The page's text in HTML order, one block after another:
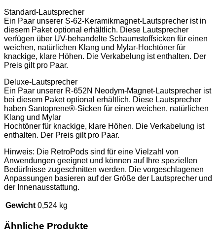
Standard-Lautsprecher
Ein Paar unserer S-62-Keramikmagnet-Lautsprecher ist in
diesem Paket optional erhältlich. Diese Lautsprecher
verfügen über UV-behandelte Schaumstoffsicken für einen
weichen, natürlichen Klang und Mylar-Hochtöner für
knackige, klare Höhen. Die Verkabelung ist enthalten. Der
Preis gilt pro Paar.
Deluxe-Lautsprecher
Ein Paar unserer R-652N Neodym-Magnet-Lautsprecher ist
bei diesem Paket optional erhältlich. Diese Lautsprecher
haben Santoprene®-Sicken für einen weichen, natürlichen
Klang und Mylar
Hochtöner für knackige, klare Höhen. Die Verkabelung ist
enthalten. Der Preis gilt pro Paar.
Hinweis: Die RetroPods sind für eine Vielzahl von
Anwendungen geeignet und können auf Ihre speziellen
Bedürfnisse zugeschnitten werden. Die vorgeschlagenen
Anpassungen basieren auf der Größe der Lautsprecher und
der Innenausstattung.
Gewicht 0,524 kg
Ähnliche Produkte